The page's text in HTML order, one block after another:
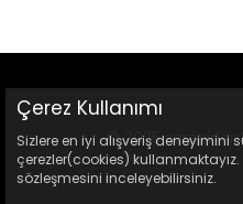
© 2025
Çerez Kullanımı
Sizlere en iyi alışveriş
çerezler(cookies) kullanmaktayız.
sözleşmesini inceleyebilirsiniz.